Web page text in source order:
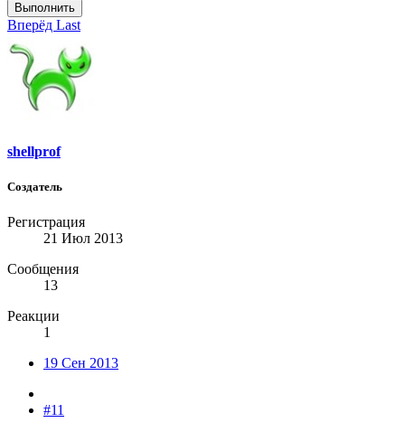
Выполнить
Вперёд Last
shellprof
Создатель
Регистрация
21 Июл 2013
Сообщения
13
Реакции
1
19 Сен 2013
#11